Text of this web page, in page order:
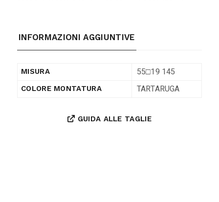
INFORMAZIONI AGGIUNTIVE
MISURA 55□19 145
COLORE MONTATURA TARTARUGA
GUIDA ALLE TAGLIE